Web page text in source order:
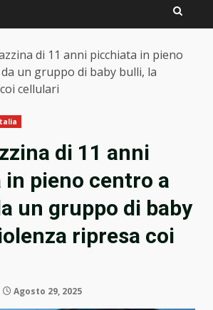
di 11 anni picchiata in pieno
un gruppo di baby bulli, la
cellulari
di 11 anni
pieno centro a
un gruppo di baby
ripresa coi
Agosto 29, 2025